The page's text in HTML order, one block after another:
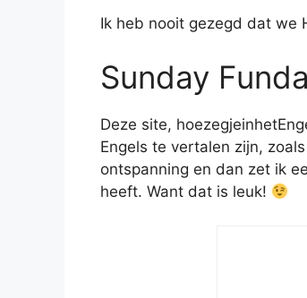
Ik heb nooit gezegd dat we
Sunday
Deze site,
Engels te vertalen zijn, zoals
ontspanning en dan zet ik
heeft. Want dat is leuk!